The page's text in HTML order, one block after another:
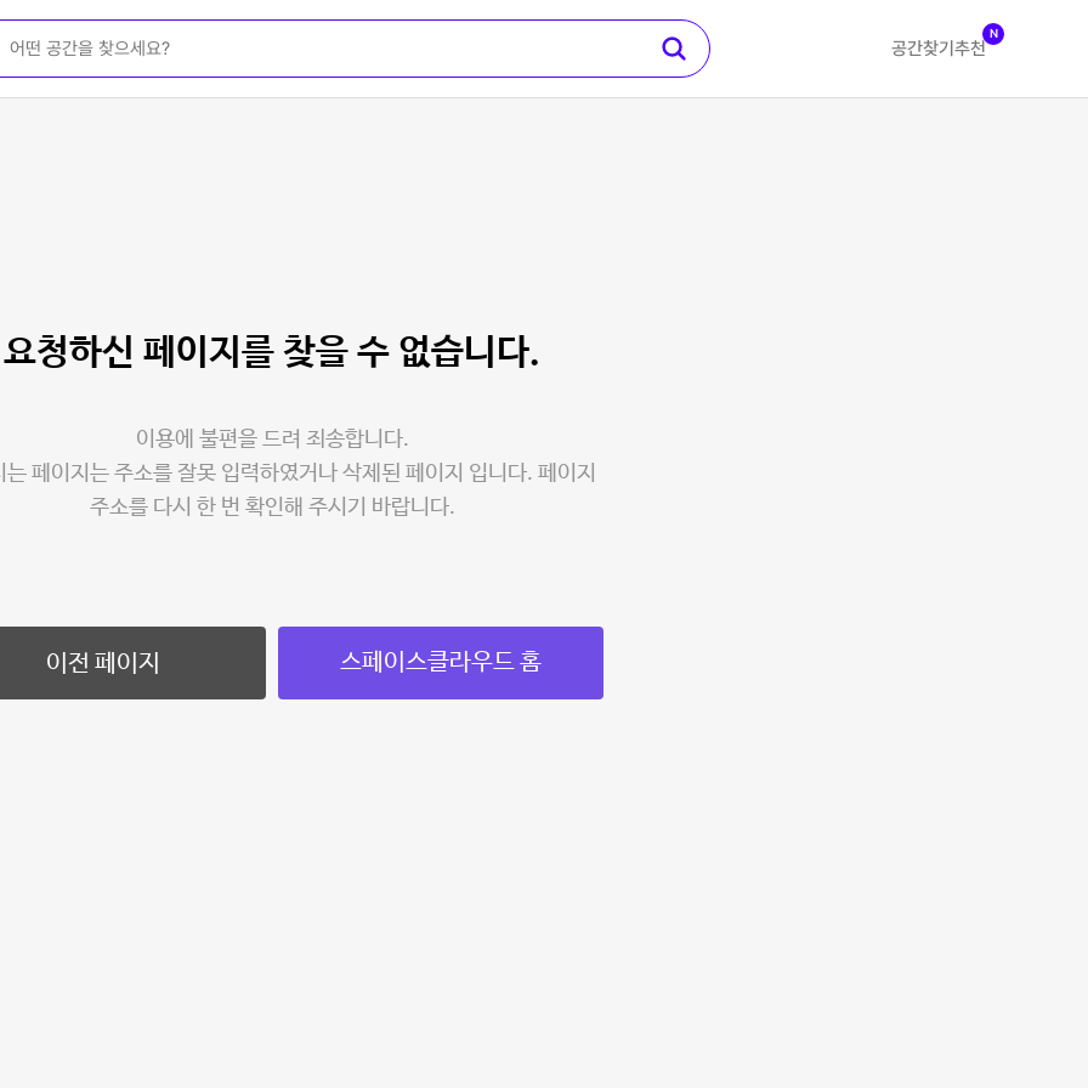
공간찾기 추천
N
요청하신 페이지를 찾을 수 없습니다.
이용에 불편을 드려 죄송합니다.
는 페이지는 주소를 잘못 입력하였거나 삭제된 페이지 입니다. 페이지
주소를 다시 한 번 확인해 주시기 바랍니다.
이전 페이지 스페이스클라우드 홈